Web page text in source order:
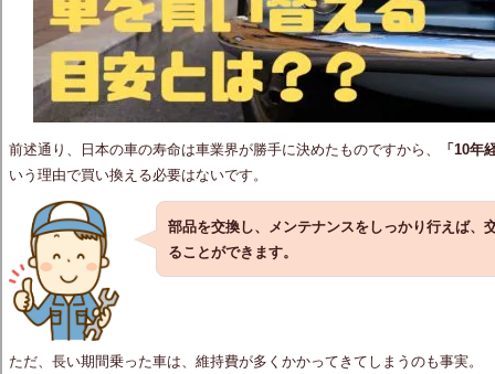
前述通り、日本の車の寿命は車業界が勝手に決めたものですから、
「10年
いう理由で買い換える必要はないです。
部品を交換し、メンテナンスをしっかり行えば、
ることができます。
ただ、長い期間乗った車は、維持費が多くかかってきてしまうのも事実。